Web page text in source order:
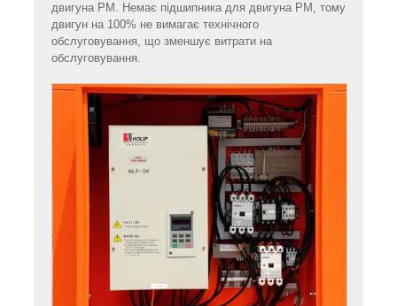
двигуна PM. Немає підшипника для двигуна PM, тому
двигун на 100% не вимагає технічного
обслуговування, що зменшує витрати на
обслуговування.